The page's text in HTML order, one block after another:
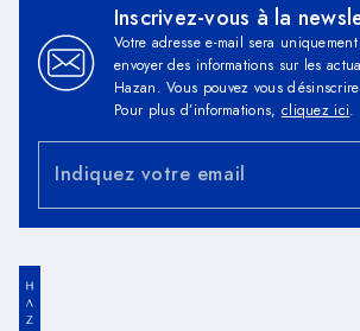
Inscrivez-vous à la
Votre adresse e-mail sera
envoyer des informations sur les
Hazan. Vous pouvez vous
Pour plus d’informations, cliquez ici.
Indiquez votre email